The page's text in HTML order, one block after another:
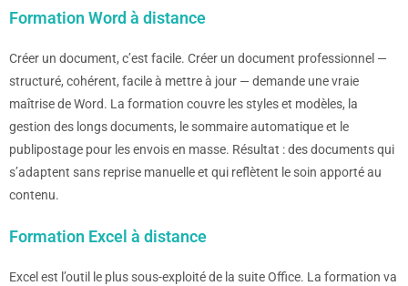
Formation Word à distance
Créer un document, c’est facile. Créer un document professionnel —
structuré, cohérent, facile à mettre à jour — demande une vraie
maîtrise de Word. La formation couvre les styles et modèles, la
gestion des longs documents, le sommaire automatique et le
publipostage pour les envois en masse. Résultat : des documents qui
s’adaptent sans reprise manuelle et qui reflètent le soin apporté au
contenu.
Formation Excel à distance
Excel est l’outil le plus sous-exploité de la suite Office. La formation va